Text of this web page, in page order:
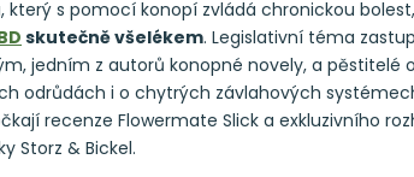
který s pomocí konopí zvládá chronickou
skutečně všelékem. Legislativní téma
jedním z autorů konopné novely, a pěstitelé
odrůdách i o chytrých závlahových
recenze Flowermate Slick a exkluzivního
Storz & Bickel.